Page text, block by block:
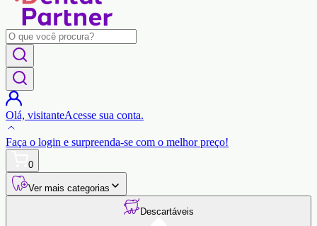
Olá, visitanteAcesse sua conta.
Faça o login e surpreenda-se com o melhor preço!
0
Ver mais categorias
Descartáveis